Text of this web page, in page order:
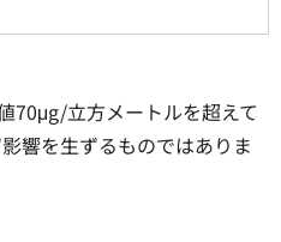
70μg/立方メートルを超えて
響を生ずるものではありま